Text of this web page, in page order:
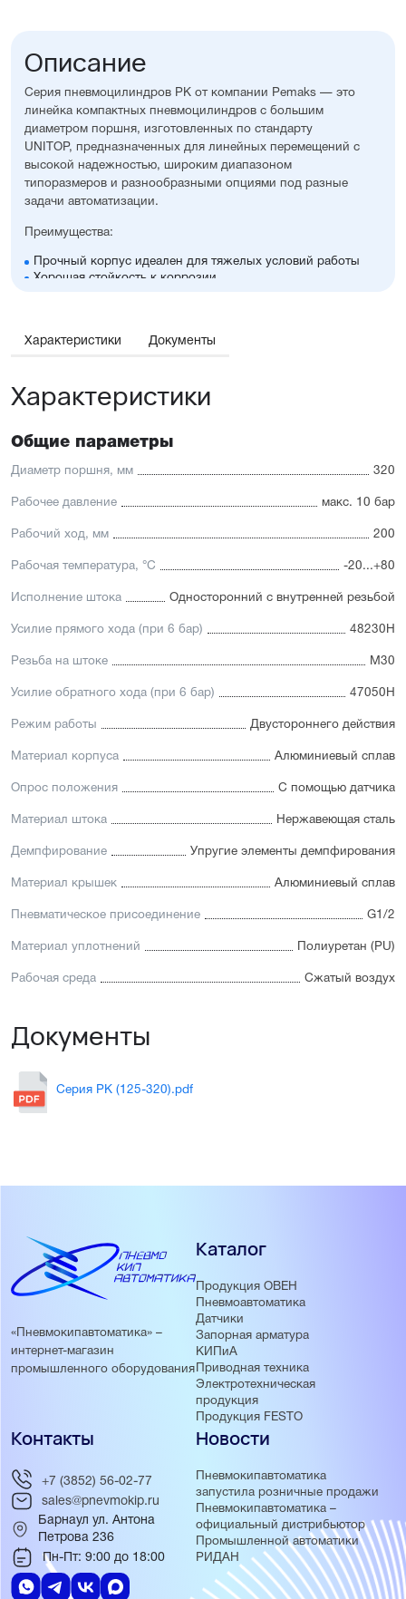
Описание
Серия пневмоцилиндров PK от компании Pemaks — это
линейка компактных пневмоцилиндров с большим
диаметром поршня, изготовленных по стандарту
UNITOP, предназначенных для линейных перемещений с
высокой надежностью, широким диапазоном
типоразмеров и разнообразными опциями под разные
задачи автоматизации.
Преимущества:
Прочный корпус идеален для тяжелых условий работы
Хорошая стойкость к коррозии
принадлежностей
Отличительные черты:
демпфирования
Шпильки из нержавеющей стали
Шток из хромированной стали с возможностью
Уплотнение — полиуретан (PU) с возможностью
диапазоном (FKM/Viton) или из бронзы для работы в
уплотнение — Hytrel-скребок, не пропускающий мелкие
Характеристики Документы
Характеристики
Общие параметры
Диаметр поршня, мм 320
Рабочее давление макс. 10 бар
Рабочий ход, мм 200
Рабочая температура, °C -20...+80
Исполнение штока Односторонний с внутренней резьбой
Усилие прямого хода (при 6 бар) 48230Н
Резьба на штоке М30
Усилие обратного хода (при 6 бар) 47050Н
Режим работы Двустороннего действия
Материал корпуса Алюминиевый сплав
Опрос положения С помощью датчика
Материал штока Нержавеющая сталь
Демпфирование Упругие элементы демпфирования
Материал крышек Алюминиевый сплав
Пневматическое присоединение G1/2
Материал уплотнений Полиуретан (PU)
Рабочая среда Сжатый воздух
Документы
Серия PK (125-320).pdf
«Пневмокипавтоматика» –
интернет-магазин
промышленного оборудования
Каталог
Продукция ОВЕН
Пневмоавтоматика
Датчики
Запорная арматура
КИПиА
Приводная техника
Электротехническая
продукция
Продукция FESTO
Новости
Пневмокипавтоматика
запустила розничные продажи
Пневмокипавтоматика –
официальный дистрибьютор
Промышленной автоматики
РИДАН
Контакты
+7 (3852) 56-02-77
sales@pnevmokip.ru
Барнаул ул. Антона
Петрова 236
Пн-Пт: 9:00 до 18:00